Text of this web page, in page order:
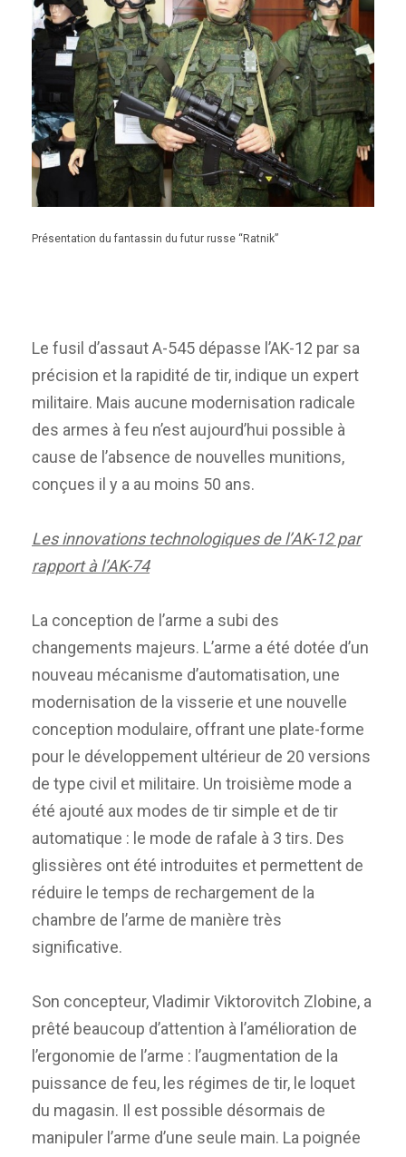
Présentation du fantassin du futur russe “Ratnik”
Le fusil d’assaut A-545 dépasse l’AK-12 par sa
précision et la rapidité de tir, indique un expert
militaire. Mais aucune modernisation radicale
des armes à feu n’est aujourd’hui possible à
cause de l’absence de nouvelles munitions,
conçues il y a au moins 50 ans.
Les innovations technologiques de l’AK-12 par
rapport à l’AK-74
La conception de l’arme a subi des
changements majeurs. L’arme a été dotée d’un
nouveau mécanisme d’automatisation, une
modernisation de la visserie et une nouvelle
conception modulaire, offrant une plate-forme
pour le développement ultérieur de 20 versions
de type civil et militaire. Un troisième mode a
été ajouté aux modes de tir simple et de tir
automatique : le mode de rafale à 3 tirs. Des
glissières ont été introduites et permettent de
réduire le temps de rechargement de la
chambre de l’arme de manière très
significative.
Son concepteur, Vladimir Viktorovitch Zlobine, a
prêté beaucoup d’attention à l’amélioration de
l’ergonomie de l’arme : l’augmentation de la
puissance de feu, les régimes de tir, le loquet
du magasin. Il est possible désormais de
manipuler l’arme d’une seule main. La poignée